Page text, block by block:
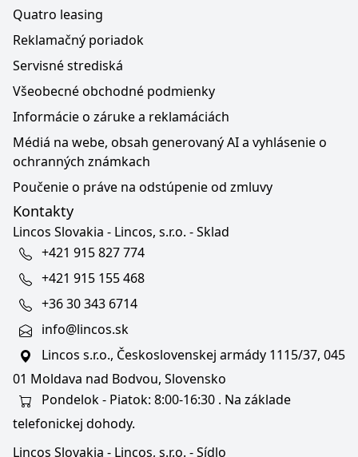
Quatro leasing
Reklamačný poriadok
Servisné strediská
Všeobecné obchodné podmienky
Informácie o záruke a reklamáciách
Médiá na webe, obsah generovaný AI a vyhlásenie o
ochranných známkach
Poučenie o práve na odstúpenie od zmluvy
Kontakty
Lincos Slovakia - Lincos, s.r.o. - Sklad
+421 915 827 774
+421 915 155 468
+36 30 343 6714
info@lincos.sk
Lincos s.r.o., Československej armády 1115/37, 045
01 Moldava nad Bodvou, Slovensko
Pondelok - Piatok: 8:00-16:30 . Na základe
telefonickej dohody.
Lincos Slovakia - Lincos, s.r.o. - Sídlo